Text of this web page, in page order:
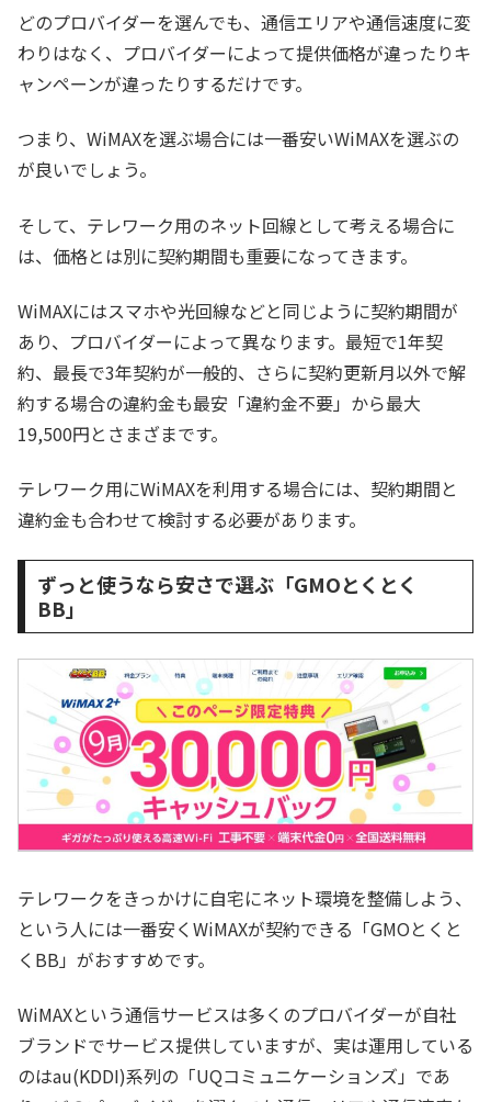
どのプロバイダーを選んでも、通信エリアや通信速度に変
わりはなく、プロバイダーによって提供価格が違ったりキ
ャンペーンが違ったりするだけです。
つまり、WiMAXを選ぶ場合には一番安いWiMAXを選ぶの
が良いでしょう。
そして、テレワーク用のネット回線として考える場合に
は、価格とは別に契約期間も重要になってきます。
WiMAXにはスマホや光回線などと同じように契約期間が
あり、プロバイダーによって異なります。最短で1年契
約、最長で3年契約が一般的、さらに契約更新月以外で解
約する場合の違約金も最安「違約金不要」から最大
19,500円とさまざまです。
テレワーク用にWiMAXを利用する場合には、契約期間と
違約金も合わせて検討する必要があります。
ずっと使うなら安さで選ぶ「GMOとくとく
BB」
テレワークをきっかけに自宅にネット環境を整備しよう、
という人には一番安くWiMAXが契約できる「GMOとくと
くBB」がおすすめです。
WiMAXという通信サービスは多くのプロバイダーが自社
ブランドでサービス提供していますが、実は運用している
のはau(KDDI)系列の「UQコミュニケーションズ」であ